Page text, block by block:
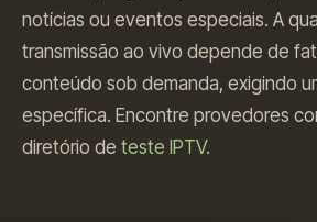
notícias ou eventos especiais. A
transmissão ao vivo depende de
conteúdo sob demanda, exigindo
específica. Encontre provedores
diretório de teste IPTV.